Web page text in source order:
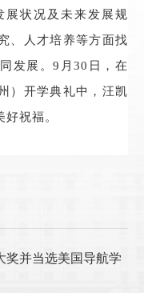
展状况及未来发展规
、人才培养等方面找
发展。9 月30 日，在
）开学典礼中，汪凯
祝福。
奖并当选美国导航学